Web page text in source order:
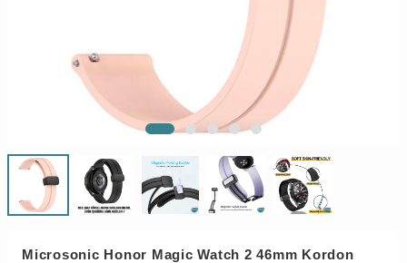
Microsonic Honor Magic Watch 2 46mm Kordon